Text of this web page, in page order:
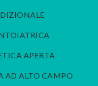
APERTA
AD ALTO CAMPO